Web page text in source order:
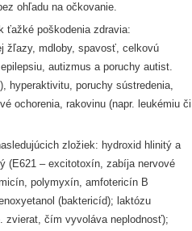
ohľadu na očkovanie.
ťažké poškodenia zdravia:
žľazy, mdloby, spavosť, celkovú
autizmus a poruchy autist.
hyperaktivitu, poruchy sústredenia,
ochorenia, rakovinu (napr. leukémiu či
zložiek: hydroxid hlinitý a
(E621 – excitotoxín, zabíja nervové
polymyxín, amfotericín B
(baktericíd); laktózu
zvierat, čím vyvoláva neplodnosť);